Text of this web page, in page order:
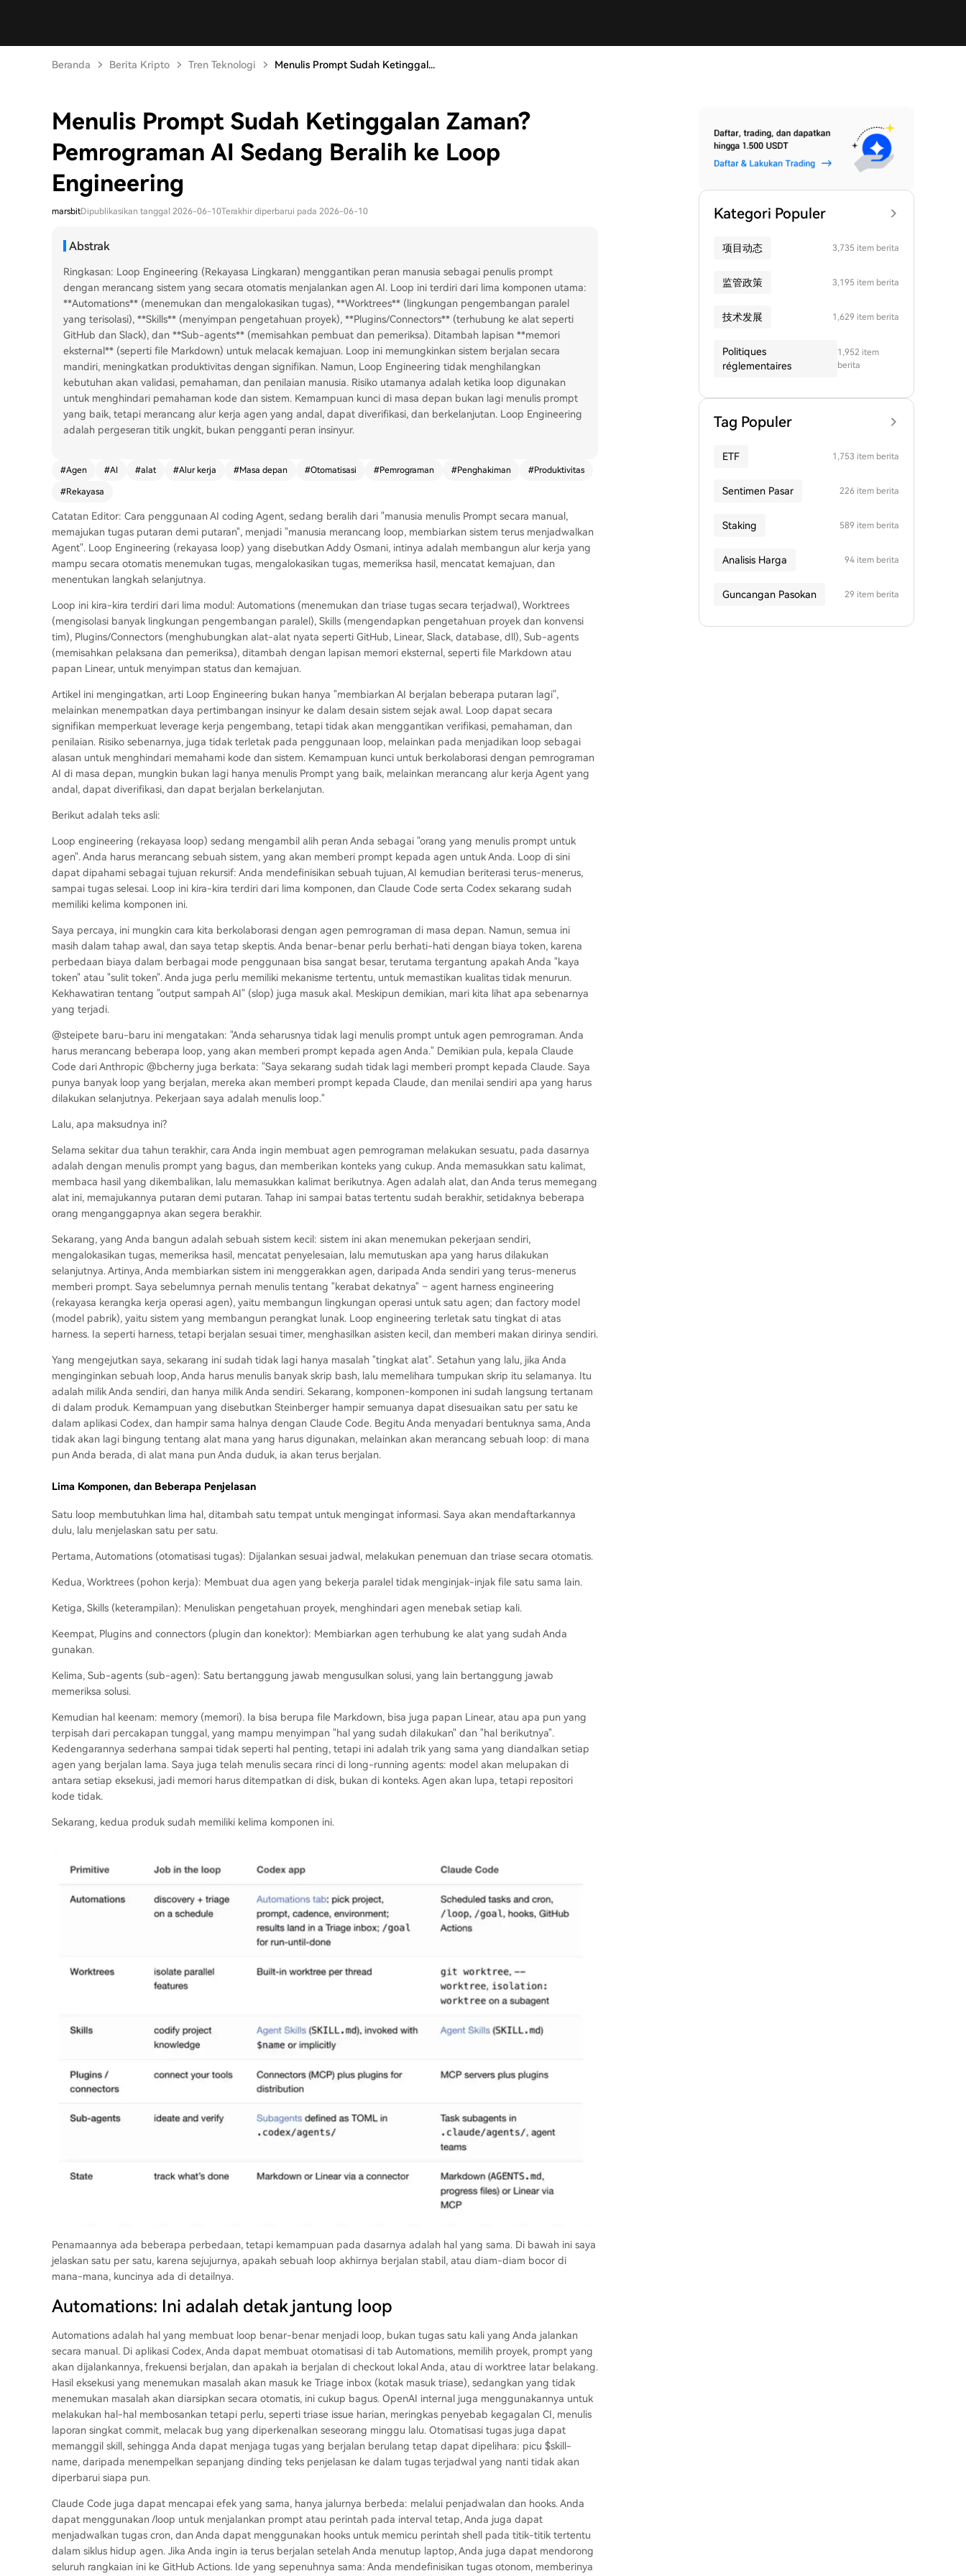
Beranda Berita Kripto Tren Teknologi Menulis Prompt Sudah Ketinggal...
Menulis Prompt Sudah Ketinggalan Zaman?
Pemrograman AI Sedang Beralih ke Loop
Engineering
marsbitDipublikasikan tanggal 2026-06-10Terakhir diperbarui pada 2026-06-10
Abstrak
Ringkasan: Loop Engineering (Rekayasa Lingkaran) menggantikan peran manusia sebagai penulis prompt
dengan merancang sistem yang secara otomatis menjalankan agen AI. Loop ini terdiri dari lima komponen utama:
**Automations** (menemukan dan mengalokasikan tugas), **Worktrees** (lingkungan pengembangan paralel
yang terisolasi), **Skills** (menyimpan pengetahuan proyek), **Plugins/Connectors** (terhubung ke alat seperti
GitHub dan Slack), dan **Sub-agents** (memisahkan pembuat dan pemeriksa). Ditambah lapisan **memori
eksternal** (seperti file Markdown) untuk melacak kemajuan. Loop ini memungkinkan sistem berjalan secara
mandiri, meningkatkan produktivitas dengan signifikan. Namun, Loop Engineering tidak menghilangkan
kebutuhan akan validasi, pemahaman, dan penilaian manusia. Risiko utamanya adalah ketika loop digunakan
untuk menghindari pemahaman kode dan sistem. Kemampuan kunci di masa depan bukan lagi menulis prompt
yang baik, tetapi merancang alur kerja agen yang andal, dapat diverifikasi, dan berkelanjutan. Loop Engineering
adalah pergeseran titik ungkit, bukan pengganti peran insinyur.
#Agen #AI #alat #Alur kerja #Masa depan #Otomatisasi #Pemrograman #Penghakiman #Produktivitas
#Rekayasa
Catatan Editor: Cara penggunaan AI coding Agent, sedang beralih dari "manusia menulis Prompt secara manual,
memajukan tugas putaran demi putaran", menjadi "manusia merancang loop, membiarkan sistem terus menjadwalkan
Agent". Loop Engineering (rekayasa loop) yang disebutkan Addy Osmani, intinya adalah membangun alur kerja yang
mampu secara otomatis menemukan tugas, mengalokasikan tugas, memeriksa hasil, mencatat kemajuan, dan
menentukan langkah selanjutnya.
Loop ini kira-kira terdiri dari lima modul: Automations (menemukan dan triase tugas secara terjadwal), Worktrees
(mengisolasi banyak lingkungan pengembangan paralel), Skills (mengendapkan pengetahuan proyek dan konvensi
tim), Plugins/Connectors (menghubungkan alat-alat nyata seperti GitHub, Linear, Slack, database, dll), Sub-agents
(memisahkan pelaksana dan pemeriksa), ditambah dengan lapisan memori eksternal, seperti file Markdown atau
papan Linear, untuk menyimpan status dan kemajuan.
Artikel ini mengingatkan, arti Loop Engineering bukan hanya "membiarkan AI berjalan beberapa putaran lagi",
melainkan menempatkan daya pertimbangan insinyur ke dalam desain sistem sejak awal. Loop dapat secara
signifikan memperkuat leverage kerja pengembang, tetapi tidak akan menggantikan verifikasi, pemahaman, dan
penilaian. Risiko sebenarnya, juga tidak terletak pada penggunaan loop, melainkan pada menjadikan loop sebagai
alasan untuk menghindari memahami kode dan sistem. Kemampuan kunci untuk berkolaborasi dengan pemrograman
AI di masa depan, mungkin bukan lagi hanya menulis Prompt yang baik, melainkan merancang alur kerja Agent yang
andal, dapat diverifikasi, dan dapat berjalan berkelanjutan.
Berikut adalah teks asli:
Loop engineering (rekayasa loop) sedang mengambil alih peran Anda sebagai "orang yang menulis prompt untuk
agen". Anda harus merancang sebuah sistem, yang akan memberi prompt kepada agen untuk Anda. Loop di sini
dapat dipahami sebagai tujuan rekursif: Anda mendefinisikan sebuah tujuan, AI kemudian beriterasi terus-menerus,
sampai tugas selesai. Loop ini kira-kira terdiri dari lima komponen, dan Claude Code serta Codex sekarang sudah
memiliki kelima komponen ini.
Saya percaya, ini mungkin cara kita berkolaborasi dengan agen pemrograman di masa depan. Namun, semua ini
masih dalam tahap awal, dan saya tetap skeptis. Anda benar-benar perlu berhati-hati dengan biaya token, karena
perbedaan biaya dalam berbagai mode penggunaan bisa sangat besar, terutama tergantung apakah Anda "kaya
token" atau "sulit token". Anda juga perlu memiliki mekanisme tertentu, untuk memastikan kualitas tidak menurun.
Kekhawatiran tentang "output sampah AI" (slop) juga masuk akal. Meskipun demikian, mari kita lihat apa sebenarnya
yang terjadi.
@steipete baru-baru ini mengatakan: "Anda seharusnya tidak lagi menulis prompt untuk agen pemrograman. Anda
harus merancang beberapa loop, yang akan memberi prompt kepada agen Anda." Demikian pula, kepala Claude
Code dari Anthropic @bcherny juga berkata: "Saya sekarang sudah tidak lagi memberi prompt kepada Claude. Saya
punya banyak loop yang berjalan, mereka akan memberi prompt kepada Claude, dan menilai sendiri apa yang harus
dilakukan selanjutnya. Pekerjaan saya adalah menulis loop."
Lalu, apa maksudnya ini?
Selama sekitar dua tahun terakhir, cara Anda ingin membuat agen pemrograman melakukan sesuatu, pada dasarnya
adalah dengan menulis prompt yang bagus, dan memberikan konteks yang cukup. Anda memasukkan satu kalimat,
membaca hasil yang dikembalikan, lalu memasukkan kalimat berikutnya. Agen adalah alat, dan Anda terus memegang
alat ini, memajukannya putaran demi putaran. Tahap ini sampai batas tertentu sudah berakhir, setidaknya beberapa
orang menganggapnya akan segera berakhir.
Sekarang, yang Anda bangun adalah sebuah sistem kecil: sistem ini akan menemukan pekerjaan sendiri,
mengalokasikan tugas, memeriksa hasil, mencatat penyelesaian, lalu memutuskan apa yang harus dilakukan
selanjutnya. Artinya, Anda membiarkan sistem ini menggerakkan agen, daripada Anda sendiri yang terus-menerus
memberi prompt. Saya sebelumnya pernah menulis tentang "kerabat dekatnya" – agent harness engineering
(rekayasa kerangka kerja operasi agen), yaitu membangun lingkungan operasi untuk satu agen; dan factory model
(model pabrik), yaitu sistem yang membangun perangkat lunak. Loop engineering terletak satu tingkat di atas
harness. Ia seperti harness, tetapi berjalan sesuai timer, menghasilkan asisten kecil, dan memberi makan dirinya sendiri.
Yang mengejutkan saya, sekarang ini sudah tidak lagi hanya masalah "tingkat alat". Setahun yang lalu, jika Anda
menginginkan sebuah loop, Anda harus menulis banyak skrip bash, lalu memelihara tumpukan skrip itu selamanya. Itu
adalah milik Anda sendiri, dan hanya milik Anda sendiri. Sekarang, komponen-komponen ini sudah langsung tertanam
di dalam produk. Kemampuan yang disebutkan Steinberger hampir semuanya dapat disesuaikan satu per satu ke
dalam aplikasi Codex, dan hampir sama halnya dengan Claude Code. Begitu Anda menyadari bentuknya sama, Anda
tidak akan lagi bingung tentang alat mana yang harus digunakan, melainkan akan merancang sebuah loop: di mana
pun Anda berada, di alat mana pun Anda duduk, ia akan terus berjalan.
Lima Komponen, dan Beberapa Penjelasan
Satu loop membutuhkan lima hal, ditambah satu tempat untuk mengingat informasi. Saya akan mendaftarkannya
dulu, lalu menjelaskan satu per satu.
Pertama, Automations (otomatisasi tugas): Dijalankan sesuai jadwal, melakukan penemuan dan triase secara otomatis.
Kedua, Worktrees (pohon kerja): Membuat dua agen yang bekerja paralel tidak menginjak-injak file satu sama lain.
Ketiga, Skills (keterampilan): Menuliskan pengetahuan proyek, menghindari agen menebak setiap kali.
Keempat, Plugins and connectors (plugin dan konektor): Membiarkan agen terhubung ke alat yang sudah Anda
gunakan.
Kelima, Sub-agents (sub-agen): Satu bertanggung jawab mengusulkan solusi, yang lain bertanggung jawab
memeriksa solusi.
Kemudian hal keenam: memory (memori). Ia bisa berupa file Markdown, bisa juga papan Linear, atau apa pun yang
terpisah dari percakapan tunggal, yang mampu menyimpan "hal yang sudah dilakukan" dan "hal berikutnya".
Kedengarannya sederhana sampai tidak seperti hal penting, tetapi ini adalah trik yang sama yang diandalkan setiap
agen yang berjalan lama. Saya juga telah menulis secara rinci di long-running agents: model akan melupakan di
antara setiap eksekusi, jadi memori harus ditempatkan di disk, bukan di konteks. Agen akan lupa, tetapi repositori
kode tidak.
Sekarang, kedua produk sudah memiliki kelima komponen ini.
Penamaannya ada beberapa perbedaan, tetapi kemampuan pada dasarnya adalah hal yang sama. Di bawah ini saya
jelaskan satu per satu, karena sejujurnya, apakah sebuah loop akhirnya berjalan stabil, atau diam-diam bocor di
mana-mana, kuncinya ada di detailnya.
Automations: Ini adalah detak jantung loop
Automations adalah hal yang membuat loop benar-benar menjadi loop, bukan tugas satu kali yang Anda jalankan
secara manual. Di aplikasi Codex, Anda dapat membuat otomatisasi di tab Automations, memilih proyek, prompt yang
akan dijalankannya, frekuensi berjalan, dan apakah ia berjalan di checkout lokal Anda, atau di worktree latar belakang.
Hasil eksekusi yang menemukan masalah akan masuk ke Triage inbox (kotak masuk triase), sedangkan yang tidak
menemukan masalah akan diarsipkan secara otomatis, ini cukup bagus. OpenAI internal juga menggunakannya untuk
melakukan hal-hal membosankan tetapi perlu, seperti triase issue harian, meringkas penyebab kegagalan CI, menulis
laporan singkat commit, melacak bug yang diperkenalkan seseorang minggu lalu. Otomatisasi tugas juga dapat
memanggil skill, sehingga Anda dapat menjaga tugas yang berjalan berulang tetap dapat dipelihara: picu $skill-
name, daripada menempelkan sepanjang dinding teks penjelasan ke dalam tugas terjadwal yang nanti tidak akan
diperbarui siapa pun.
Claude Code juga dapat mencapai efek yang sama, hanya jalurnya berbeda: melalui penjadwalan dan hooks. Anda
dapat menggunakan /loop untuk menjalankan prompt atau perintah pada interval tetap, Anda juga dapat
menjadwalkan tugas cron, dan Anda dapat menggunakan hooks untuk memicu perintah shell pada titik-titik tertentu
dalam siklus hidup agen. Jika Anda ingin ia terus berjalan setelah Anda menutup laptop, Anda juga dapat mendorong
seluruh rangkaian ini ke GitHub Actions. Ide yang sepenuhnya sama: Anda mendefinisikan tugas otonom, memberinya
Kategori Populer
项目动态 3,735 item berita
监管政策 3,195 item berita
技术发展 1,629 item berita
Politiques
réglementaires
1,952 item
berita
Tag Populer
ETF 1,753 item berita
Sentimen Pasar 226 item berita
Staking 589 item berita
Analisis Harga 94 item berita
Guncangan Pasokan 29 item berita